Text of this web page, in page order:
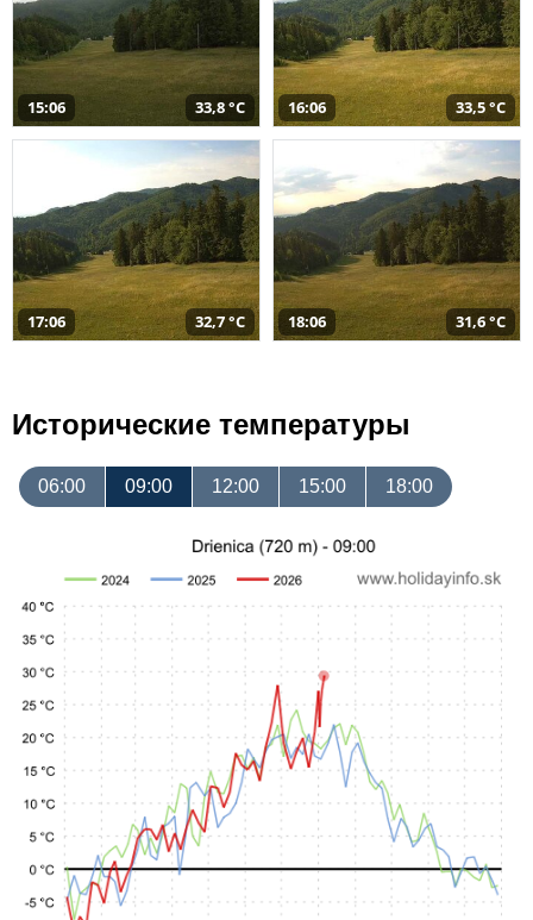
15:06 33,8 °C 16:06 33,5 °C
17:06 32,7 °C 18:06 31,6 °C
Исторические температуры
06:00 09:00 12:00 15:00 18:00